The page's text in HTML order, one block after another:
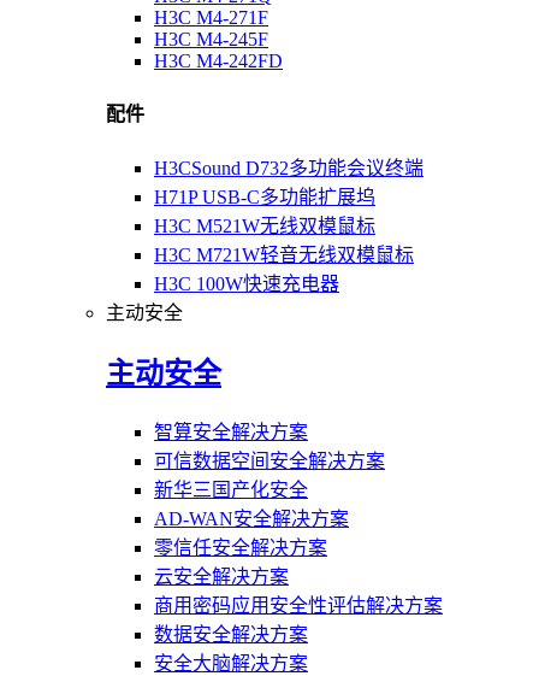
H3C M4-271F
H3C M4-245F
H3C M4-242FD
配件
H3CSound D732多功能会议终端
H71P USB-C多功能扩展坞
H3C M521W无线双模鼠标
H3C M721W轻音无线双模鼠标
H3C 100W快速充电器
主动安全
主动安全
智算安全解决方案
可信数据空间安全解决方案
新华三国产化安全
AD-WAN安全解决方案
零信任安全解决方案
云安全解决方案
商用密码应用安全性评估解决方案
数据安全解决方案
安全大脑解决方案